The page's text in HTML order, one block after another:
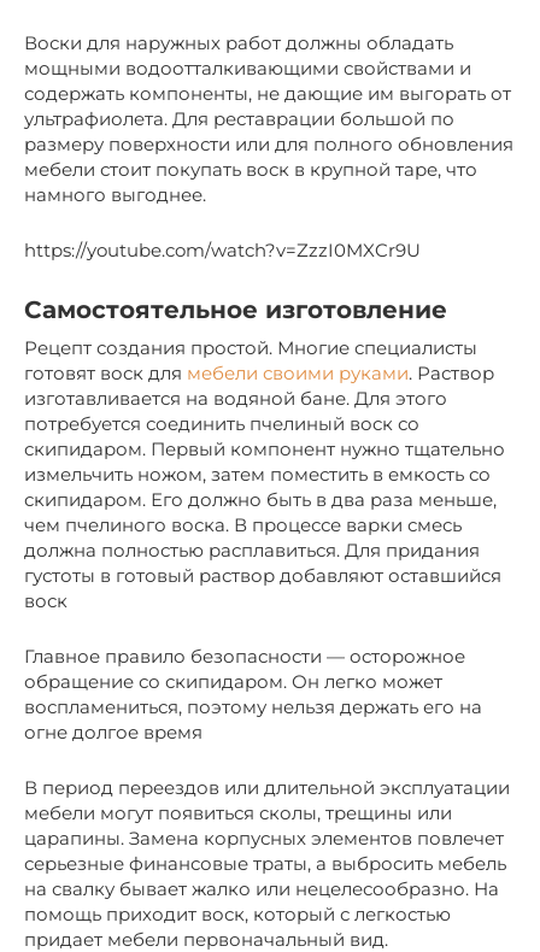
Воски для наружных работ должны обладать
мощными водоотталкивающими свойствами и
содержать компоненты, не дающие им выгорать от
ультрафиолета. Для реставрации большой по
размеру поверхности или для полного обновления
мебели стоит покупать воск в крупной таре, что
намного выгоднее.
https://youtube.com/watch?v=ZzzI0MXCr9U
Самостоятельное изготовление
Рецепт создания простой. Многие специалисты
готовят воск для мебели своими руками. Раствор
изготавливается на водяной бане. Для этого
потребуется соединить пчелиный воск со
скипидаром. Первый компонент нужно тщательно
измельчить ножом, затем поместить в емкость со
скипидаром. Его должно быть в два раза меньше,
чем пчелиного воска. В процессе варки смесь
должна полностью расплавиться. Для придания
густоты в готовый раствор добавляют оставшийся
воск
Главное правило безопасности — осторожное
обращение со скипидаром. Он легко может
воспламениться, поэтому нельзя держать его на
огне долгое время
В период переездов или длительной эксплуатации
мебели могут появиться сколы, трещины или
царапины. Замена корпусных элементов повлечет
серьезные финансовые траты, а выбросить мебель
на свалку бывает жалко или нецелесообразно. На
помощь приходит воск, который с легкостью
придает мебели первоначальный вид.